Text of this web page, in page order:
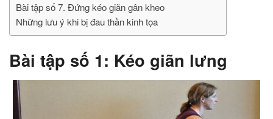
Bài tập số 7. Đứng kéo giãn gân kheo
Những lưu ý khi bị đau thần kinh tọa
Bài tập số 1: Kéo giãn lưng